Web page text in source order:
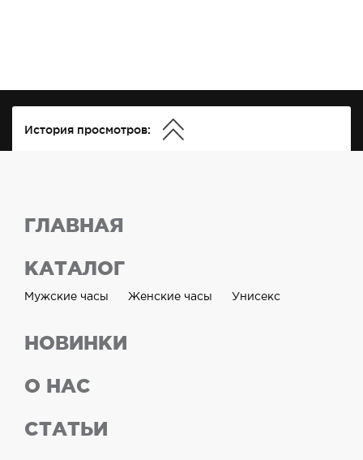
История просмотров:
ГЛАВНАЯ
КАТАЛОГ
Мужские часы Женские часы Унисекс
НОВИНКИ
О НАС
СТАТЬИ